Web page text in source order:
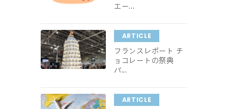
エー...
ARTICLE
フランスレポート チ
ョコレートの祭典
パ...
ARTICLE